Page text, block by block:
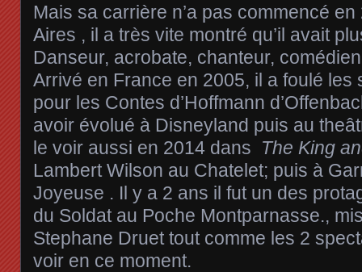
Mais sa carrière n’a pas commencé
Aires , il a très vite montré qu’il avait
Danseur, acrobate, chanteur,
Arrivé en France en 2005, il a foulé les
pour les Contes d’Hoffmann
avoir évolué à Disneyland puis au
le voir aussi en 2014 dans The King
Lambert Wilson au Chatelet; puis à
Joyeuse . Il y a 2 ans il fut un des
du Soldat au Poche Montparnasse.,
Stephane Druet tout comme les 2
voir en ce moment.